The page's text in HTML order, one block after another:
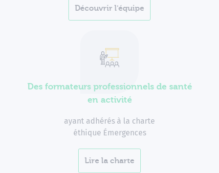
Découvrir l'équipe
Des formateurs professionnels de santé
en activité
ayant adhérés à la charte
éthique Émergences
Lire la charte